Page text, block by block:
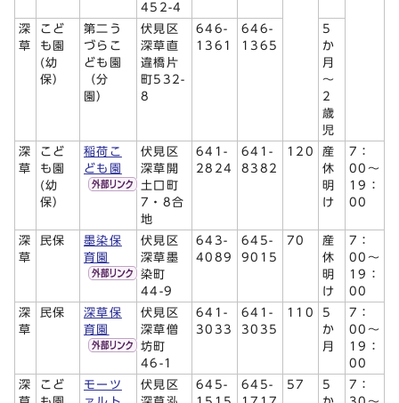
452-4
深
草
こど
も園
(幼
保）
第二う
づらこ
ども園
（分
園）
伏見区
深草直
違橋片
町532-
8
646-
1361
646-
1365
5
か
月
～
2
歳
児
深
草
こど
も園
(幼
保）
稲荷こ
ども園
伏見区
深草開
土口町
7・8合
地
641-
2824
641-
8382
120
産
休
明
け
7：
00～
19：
00
深
草
民保
墨染保
育園
伏見区
深草墨
染町
44-9
643-
4089
645-
9015
70
産
休
明
け
7：
00～
19：
00
深
草
民保
深草保
育園
伏見区
深草僧
坊町
46-1
641-
3033
641-
3035
110
5
か
月
7：
00～
19：
00
深
こど
モーツ
伏見区
645-
645-
57
5
7：